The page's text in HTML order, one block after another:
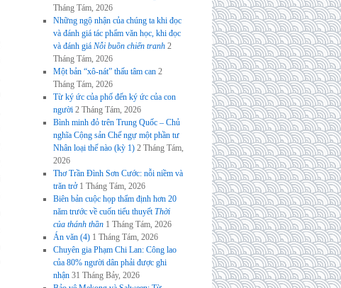
Tháng Tám, 2026
Những ngộ nhận của chúng ta khi đọc
và đánh giá tác phẩm văn học, khi đọc
và đánh giá Nỗi buồn chiến tranh 2
Tháng Tám, 2026
Một bản “xô-nát” thấu tâm can 2
Tháng Tám, 2026
Từ ký ức của phố đến ký ức của con
người 2 Tháng Tám, 2026
Bình minh đỏ trên Trung Quốc – Chủ
nghĩa Cộng sản Chế ngự một phần tư
Nhân loại thế nào (kỳ 1) 2 Tháng Tám,
2026
Thơ Trần Đình Sơn Cước: nỗi niềm và
trăn trở 1 Tháng Tám, 2026
Biên bản cuộc họp thẩm định hơn 20
năm trước về cuốn tiểu thuyếtThời
của thánh thần 1 Tháng Tám, 2026
Án văn (4) 1 Tháng Tám, 2026
Chuyên gia Phạm Chi Lan: Công lao
của 80% người dân phải được ghi
nhận 31 Tháng Bảy, 2026